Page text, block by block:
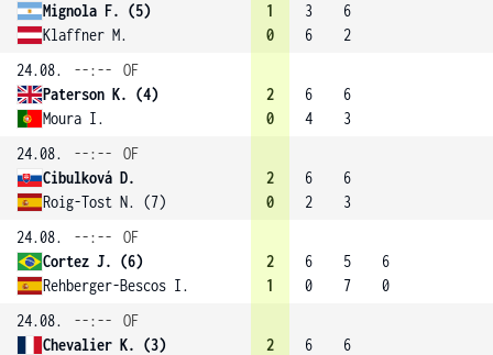
Mignola F. (5)
Klaffner M.
1
0
3
6
6
2
24.08.
--:--
OF
Paterson K. (4)
Moura I.
2
0
6
4
6
3
24.08.
--:--
OF
Cibulková D.
Roig-Tost N. (7)
2
0
6
2
6
3
24.08.
--:--
OF
Cortez J. (6)
Rehberger-Bescos I.
2
1
6
0
5
7
6
0
24.08.
--:--
OF
Chevalier K. (3)
2
6
6